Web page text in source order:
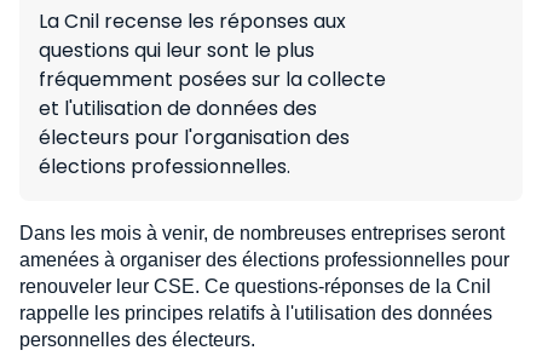
La Cnil recense les réponses aux
questions qui leur sont le plus
fréquemment posées sur la collecte
et l'utilisation de données des
électeurs pour l'organisation des
élections professionnelles.
Dans les mois à venir, de nombreuses entreprises seront
amenées à organiser des élections professionnelles pour
renouveler leur CSE. Ce questions-réponses de la Cnil
rappelle les principes relatifs à l'utilisation des données
personnelles des électeurs.